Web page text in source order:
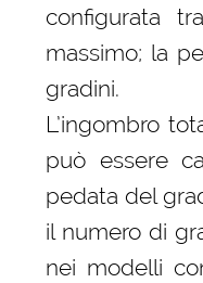
configurata
massimo; la
gradini.
L’ingombro
può essere
pedata del
il numero di
nei modelli